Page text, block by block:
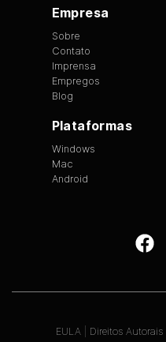
Empresa
Sobre
Contato
Imprensa
Empregos
Blog
Plataformas
Windows
Mac
Android
EULA| Direitos Autorais|